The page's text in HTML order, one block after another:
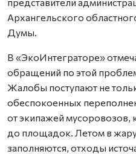
Архангельского
Думы.
В «ЭкоИнтеграторе»
обращений по этой
Жалобы поступают не
обеспокоенных
от экипажей мусоровозов,
до площадок. Летом в
заполняются, отходы